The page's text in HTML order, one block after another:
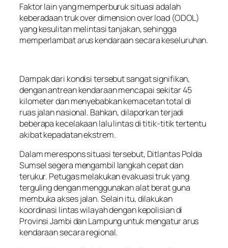
Faktor lain yang memperburuk situasi adalah
keberadaan truk over dimension over load (ODOL)
yang kesulitan melintasi tanjakan, sehingga
memperlambat arus kendaraan secara keseluruhan.
Dampak dari kondisi tersebut sangat signifikan,
dengan antrean kendaraan mencapai sekitar 45
kilometer dan menyebabkan kemacetan total di
ruas jalan nasional. Bahkan, dilaporkan terjadi
beberapa kecelakaan lalu lintas di titik-titik tertentu
akibat kepadatan ekstrem.
Dalam merespons situasi tersebut, Ditlantas Polda
Sumsel segera mengambil langkah cepat dan
terukur. Petugas melakukan evakuasi truk yang
terguling dengan menggunakan alat berat guna
membuka akses jalan. Selain itu, dilakukan
koordinasi lintas wilayah dengan kepolisian di
Provinsi Jambi dan Lampung untuk mengatur arus
kendaraan secara regional.